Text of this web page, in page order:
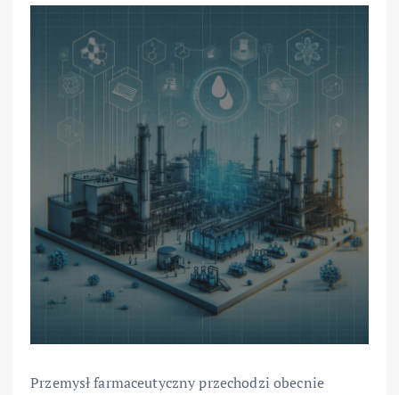
Przemysł farmaceutyczny przechodzi obecnie